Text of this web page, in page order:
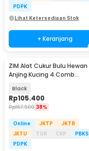
PDPK
Lihat Ketersediaan Stok
+ Keranjang
ZIM Alat Cukur Bulu Hewan
Anjing Kucing 4 Comb
Black
Rp105.400
Rp167.900 38%
Online JKTP
JKTB
JKTU
TGR CKP
PBKS
PDPK